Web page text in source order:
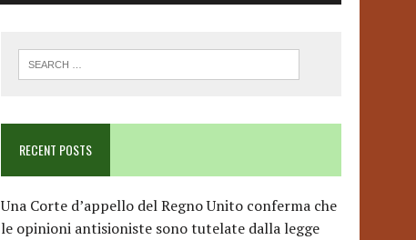
RECENT POSTS
Una Corte d’appello del Regno Unito conferma che
le opinioni antisioniste sono tutelate dalla legge